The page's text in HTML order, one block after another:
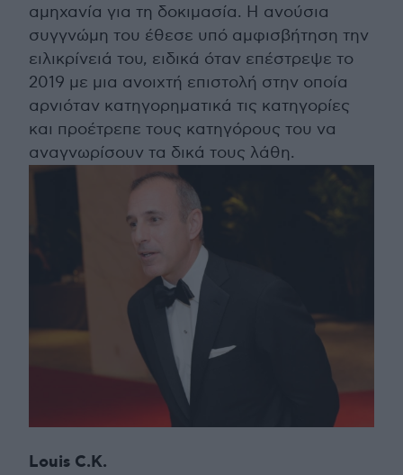
αμηχανία για τη δοκιμασία. Η ανούσια
συγγνώμη του έθεσε υπό αμφισβήτηση την
ειλικρίνειά του, ειδικά όταν επέστρεψε το
2019 με μια ανοιχτή επιστολή στην οποία
αρνιόταν κατηγορηματικά τις κατηγορίες
και προέτρεπε τους κατηγόρους του να
αναγνωρίσουν τα δικά τους λάθη.
Louis C.K.